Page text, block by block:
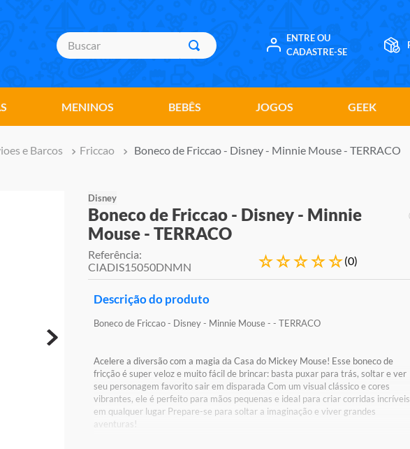
Buscar
ENTRE OU
CADASTRE-SE
MENINOS BEBÊS JOGOS GEEK
e Barcos Friccao Boneco de Friccao - Disney - Minnie Mouse - TERRACO
Disney
Boneco de Friccao - Disney - Minnie
Mouse - TERRACO
Referência:
CIADIS15050DNMN
☆☆☆☆☆(0)
Descrição do produto
Boneco de Friccao - Disney - Minnie Mouse - - TERRACO
Acelere a diversão com a magia da Casa do Mickey Mouse! Esse boneco de
fricção é super veloz e muito fácil de brincar: basta puxar para trás, soltar e ver
seu personagem favorito sair em disparada Com um visual clássico e cores
vibrantes, ele é perfeito para mãos pequenas e ideal para criar corridas incríveis
em qualquer lugar Prepare-se para soltar a imaginação e viver grandes
aventuras!